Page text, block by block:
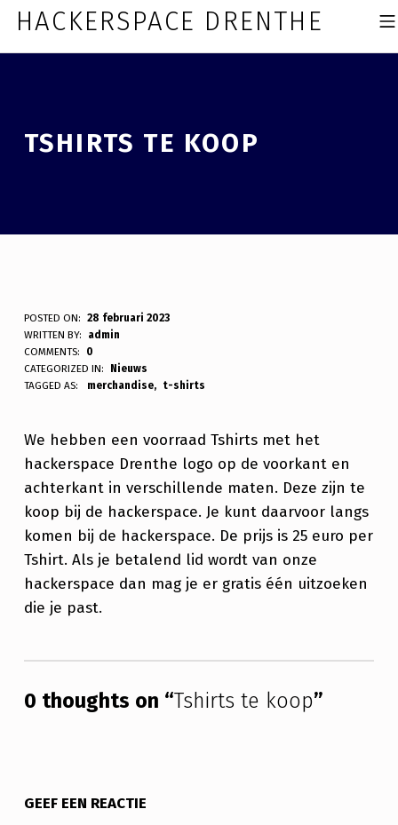
HACKERSPACE DRENTHE
TSHIRTS TE KOOP
T
S
H
R
T
S
T
E
K
O
P
POSTED ON: 28 februari 2023
WRITTEN BY:
admin
COMMENTS:
0
CATEGORIZED IN:
Nieuws
TAGGED AS:
merchandise t-shirts
We hebben een voorraad Tshirts met het
hackerspace Drenthe logo op de voorkant en
achterkant in verschillende maten. Deze zijn te
koop bij de hackerspace. Je kunt daarvoor langs
komen bij de hackerspace. De prijs is 25 euro per
Tshirt. Als je betalend lid wordt van onze
hackerspace dan mag je er gratis één uitzoeken
die je past.
0 thoughts on “Tshirts te koop”
GEEF EEN REACTIE